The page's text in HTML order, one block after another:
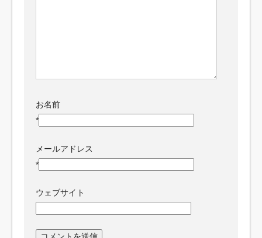
お名前
*
メールアドレス
*
ウェブサイト